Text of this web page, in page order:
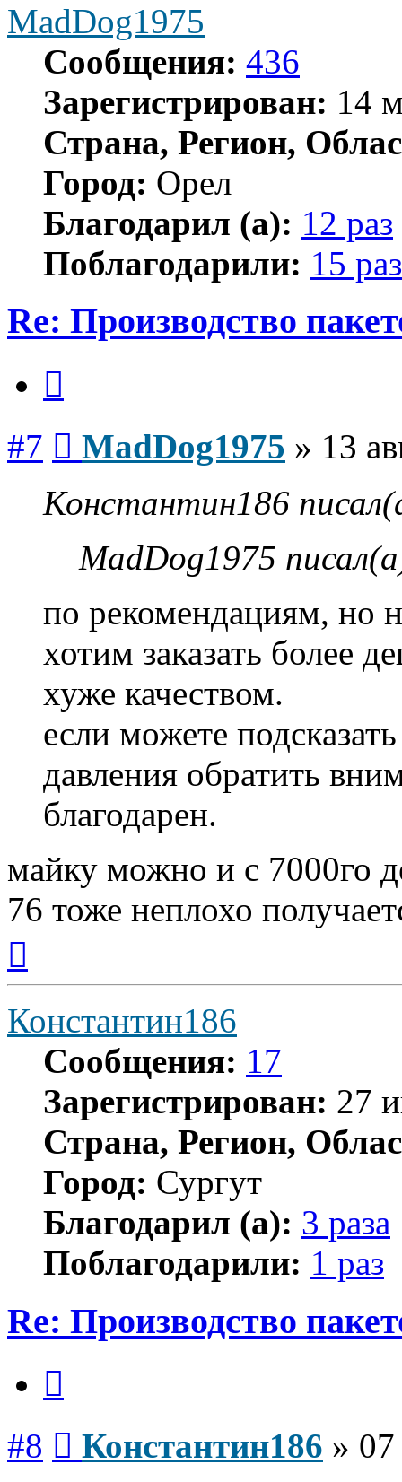
MadDog1975
Сообщения: 436
Зарегистрирован: 14
Страна, Регион,
Город: Орел
Благодарил (а): 12 раз
Поблагодарили: 15 раз
Re: Производство
#7 MadDog1975 » 13
Константин186
MadDog1975
по рекомендациям, но
хотим заказать более
хуже качеством.
если можете
давления обратить
благодарен.
майку можно и с 7000го
76 тоже неплохо
началу
Константин186
Сообщения: 17
Зарегистрирован: 27
Страна, Регион,
Город: Сургут
Благодарил (а): 3 раза
Поблагодарили: 1 раз
Re: Производство
#8 Константин186 »